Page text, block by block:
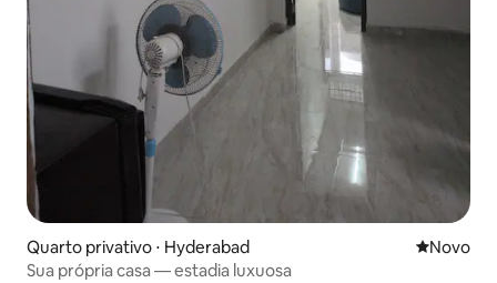
Quarto privativo ⋅ Hyderabad Novo
Novo
Sua própria casa — estadia luxuosa